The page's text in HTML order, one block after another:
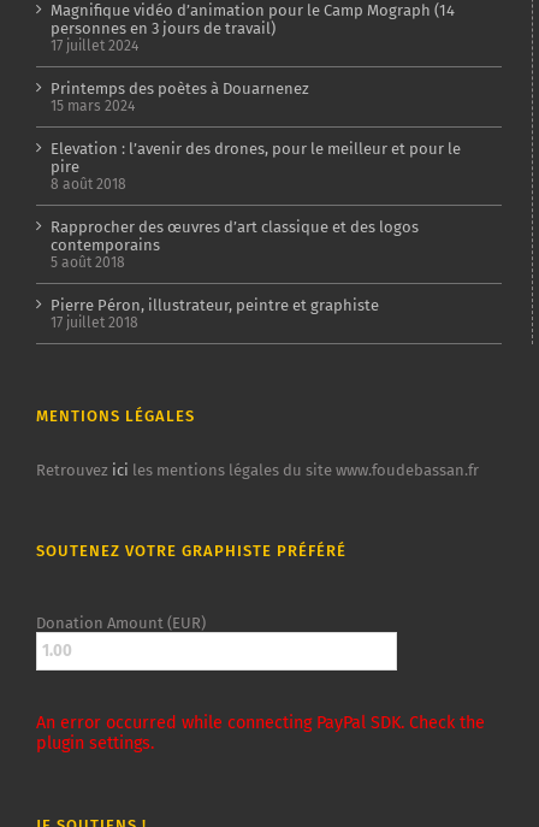
Magnifique vidéo d’animation pour le Camp Mograph (14
personnes en 3 jours de travail)
17 juillet 2024
Printemps des poètes à Douarnenez
15 mars 2024
Elevation : l’avenir des drones, pour le meilleur et pour le
pire
8 août 2018
Rapprocher des œuvres d’art classique et des logos
contemporains
5 août 2018
Pierre Péron, illustrateur, peintre et graphiste
17 juillet 2018
MENTIONS LÉGALES
Retrouvez ici les mentions légales du site www.foudebassan.fr
SOUTENEZ VOTRE GRAPHISTE PRÉFÉRÉ
Donation Amount (EUR)
An error occurred while connecting PayPal SDK. Check the
plugin settings.